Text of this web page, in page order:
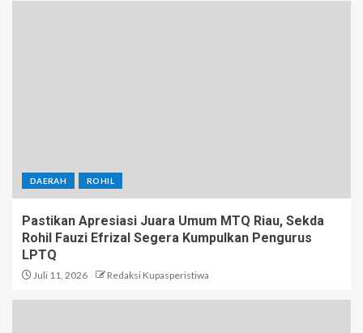
DAERAH ROHIL
Pastikan Apresiasi Juara Umum MTQ Riau, Sekda
Rohil Fauzi Efrizal Segera Kumpulkan Pengurus
LPTQ
Juli 11, 2026 Redaksi Kupasperistiwa